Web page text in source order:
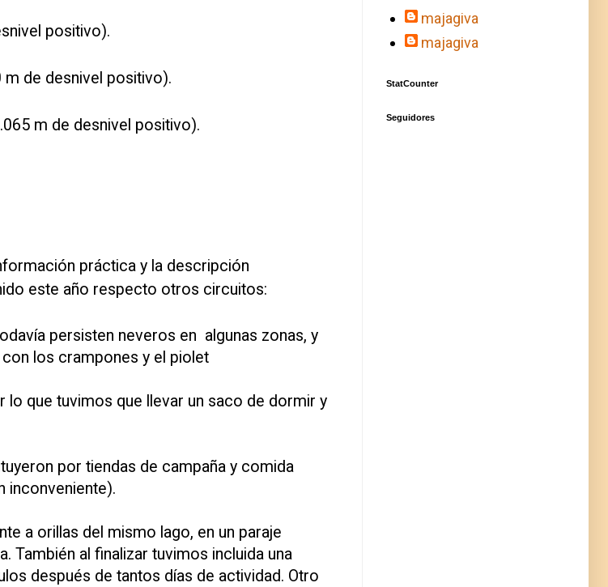
positivo).
m de desnivel positivo).
m de desnivel positivo).
práctica y la descripción
este año respecto otros circuitos:
persisten neveros en algunas zonas, y
los crampones y el piolet
que tuvimos que llevar un saco de dormir y
por tiendas de campaña y comida
inconveniente).
a orillas del mismo lago, en un paraje
También al finalizar tuvimos incluida una
después de tantos días de actividad. Otro
majagiva
majagiva
StatCounter
Seguidores